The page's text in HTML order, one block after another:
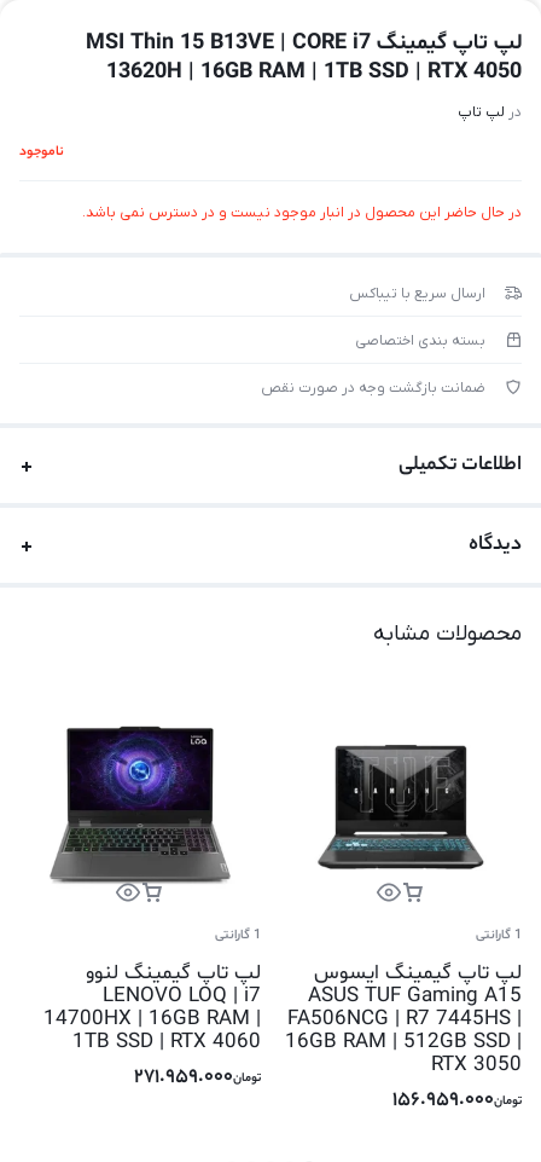
لپ تاپ گیمینگ MSI Thin 15 B13VE | CORE i7
13620H | 16GB RAM | 1TB SSD | RTX 4050
در لپ تاپ
ناموجود
در حال حاضر این محصول در انبار موجود نیست و در دسترس نمی باشد.
ارسال سریع با تیباکس
بسته بندی اختصاصی
ضمانت بازگشت وجه در صورت نقص
اطلاعات تکمیلی
دیدگاه
محصولات مشابه
1 گارانتی
لپ تاپ گیمینگ ایسوس
ASUS TUF Gaming A15
FA506NCG | R7 7445HS |
16GB RAM | 512GB SSD |
RTX 3050
تومان156.959.000
1 گارانتی
لپ تاپ گیمینگ لنوو
LENOVO LOQ | i7
14700HX | 16GB RAM |
1TB SSD | RTX 4060
تومان271.959.000